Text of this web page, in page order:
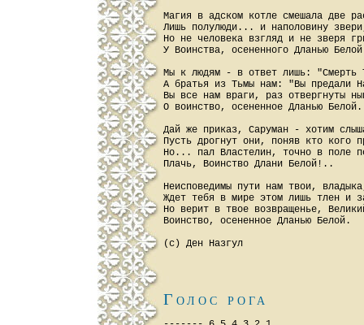
Магия в адском котле смешала две
Лишь полулюди... и наполовину
Но не человека взгляд и не зверя
У Воинства, осененного Дланью
Мы к людям - в ответ лишь: "Смерть
А братья из Тьмы нам: "Вы предали
Вы все нам враги, раз отвергнуты
О воинство, осененное Дланью
Дай же приказ, Саруман - хотим
Пусть дрогнут они, поняв кто кого
Но... пал Властелин, точно в поле
Плачь, Воинство Длани Белой!..
Неисповедимы пути нам твои,
Ждет тебя в мире этом лишь тлен и
Но верит в твое возвращенье,
Воинство, осененное Дланью Белой.
Голос рога